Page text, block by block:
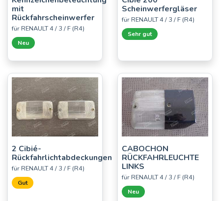
mit
Rückfahrscheinwerfer
für RENAULT 4 / 3 / F (R4)
Neu
Scheinwerfergläser
für RENAULT 4 / 3 / F (R4)
Sehr gut
2 Cibié-
Rückfahrlichtabdeckungen
für RENAULT 4 / 3 / F (R4)
Gut
CABOCHON
RÜCKFAHRLEUCHTE
LINKS
für RENAULT 4 / 3 / F (R4)
Neu